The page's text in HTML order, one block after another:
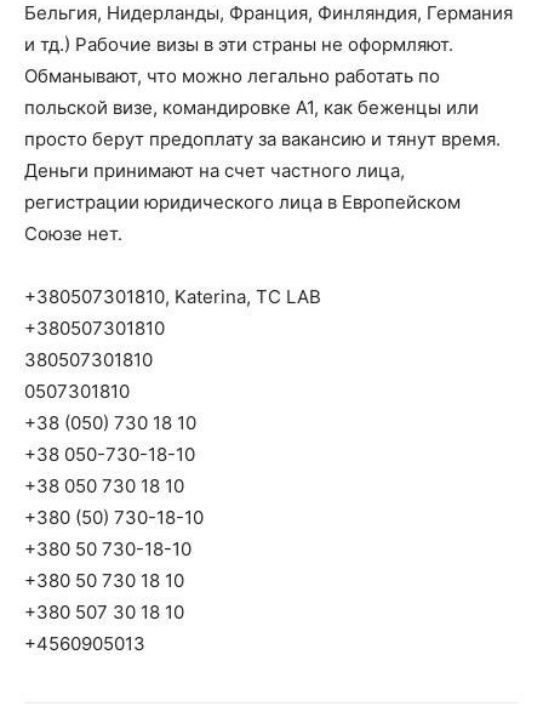
Бельгия, Нидерланды, Франция, Финляндия, Германия
и тд.) Рабочие визы в эти страны не оформляют.
Обманывают, что можно легально работать по
польской визе, командировке А1, как беженцы или
просто берут предоплату за вакансию и тянут время.
Деньги принимают на счет частного лица,
регистрации юридического лица в Европейском
Союзе нет.
+380507301810, Katerina, TC LAB
+380507301810
380507301810
0507301810
+38 (050) 730 18 10
+38 050-730-18-10
+38 050 730 18 10
+380 (50) 730-18-10
+380 50 730-18-10
+380 50 730 18 10
+380 507 30 18 10
+4560905013